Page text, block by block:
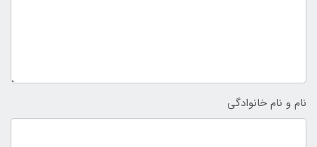
نام و نام خانوادگی